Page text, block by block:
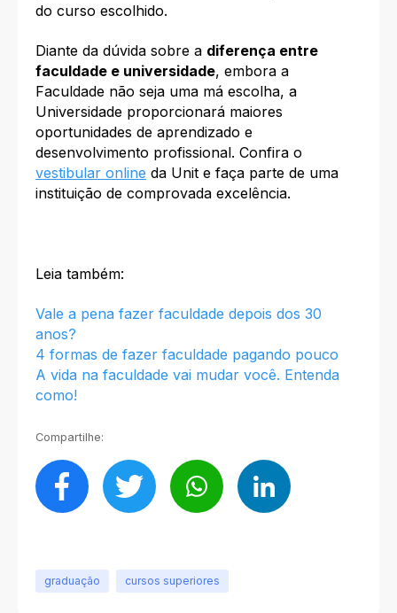
do curso escolhido.
Diante da dúvida sobre a diferença entre
faculdade e universidade, embora a
Faculdade não seja uma má escolha, a
Universidade proporcionará maiores
oportunidades de aprendizado e
desenvolvimento profissional. Confira o
vestibular online da Unit e faça parte de uma
instituição de comprovada excelência.
Leia também:
Vale a pena fazer faculdade depois dos 30
anos?
4 formas de fazer faculdade pagando pouco
A vida na faculdade vai mudar você. Entenda
como!
Compartilhe:
graduação cursos superiores